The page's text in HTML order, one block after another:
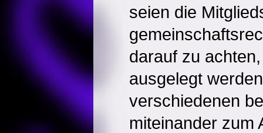
seien die
darauf zu
ausgelegt
verschiedenen
miteinander zum